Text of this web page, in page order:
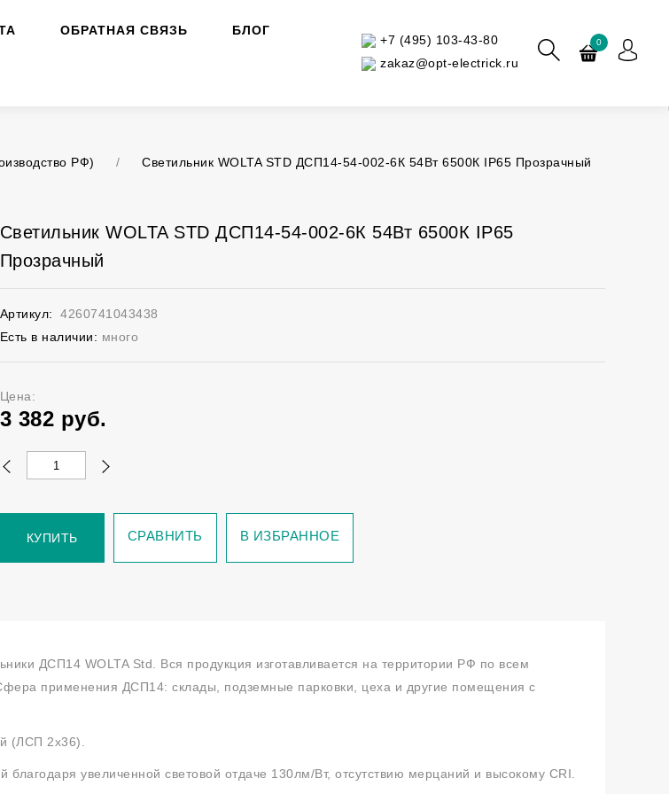
ОБРАТНАЯ СВЯЗЬ БЛОГ
+7 (495) 103-43-80
zakaz@opt-electrick.ru
0
РФ) / Светильник WOLTA STD ДСП14-54-002-6К 54Вт 6500К IP65 Прозрачный
Светильник WOLTA STD ДСП14-54-002-6К 54Вт 6500К IP65
Прозрачный
Артикул:
4260741043438
Есть в наличии: много
Цена:
3 382 руб.
КУПИТЬ СРАВНИТЬ В ИЗБРАННОЕ
ДСП14 WOLTA Std. Вся продукция изготавливается на территории РФ по всем
применения ДСП14: склады, подземные парковки, цеха и другие помещения с
(ЛСП 2х36).
увеличенной световой отдаче 130лм/Вт, отсутствию мерцаний и высокому CRI.